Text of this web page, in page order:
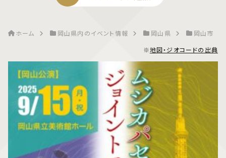
ホーム 岡山県内のイベント情報 岡山県
岡山市
※地図・ジオコードの出典